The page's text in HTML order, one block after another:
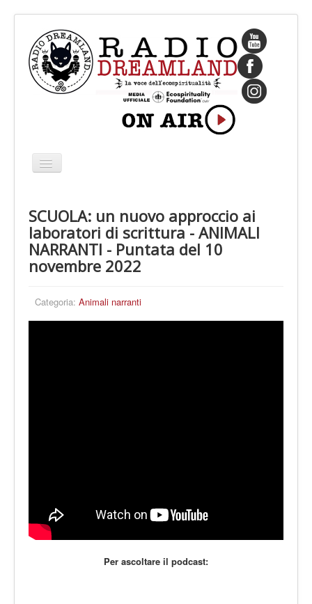
Cambia
navigazione
CHI SIAMO
IL FONDATORE
PROGRAMMI
SCUOLA: un nuovo approccio ai
laboratori di scrittura - ANIMALI
NARRANTI - Puntata del 10
novembre 2022
Categoria: Animali narranti
Per ascoltare il podcast: